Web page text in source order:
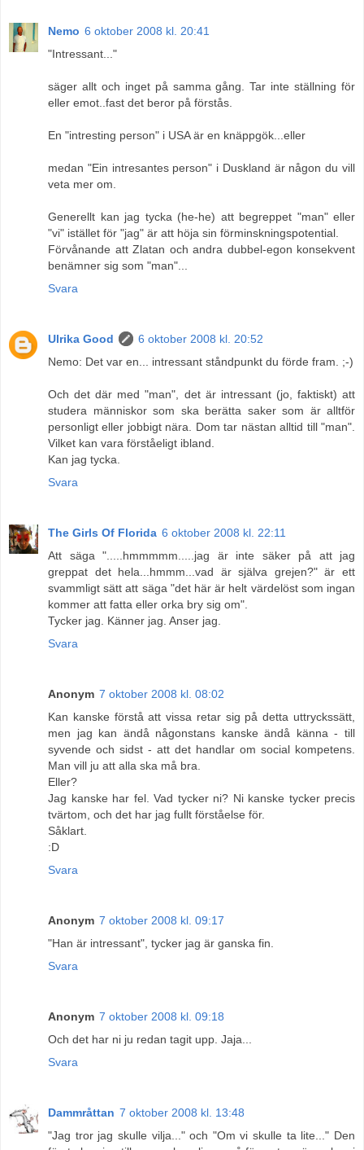
Nemo 6 oktober 2008 kl. 20:41
"Intressant..."
säger allt och inget på samma gång. Tar inte ställning för
eller emot..fast det beror på förstås.
En "intresting person" i USA är en knäppgök...eller
medan "Ein intresantes person" i Duskland är någon du vill
veta mer om.
Generellt kan jag tycka (he-he) att begreppet "man" eller
"vi" istället för "jag" är att höja sin förminskningspotential.
Förvånande att Zlatan och andra dubbel-egon konsekvent
benämner sig som "man"...
Svara
Ulrika Good
6 oktober 2008 kl. 20:52
Nemo: Det var en... intressant ståndpunkt du förde fram. ;-)
Och det där med "man", det är intressant (jo, faktiskt) att
studera människor som ska berätta saker som är alltför
personligt eller jobbigt nära. Dom tar nästan alltid till "man".
Vilket kan vara förståeligt ibland.
Kan jag tycka.
Svara
The Girls Of Florida 6 oktober 2008 kl. 22:11
Att säga ".....hmmmmm.....jag är inte säker på att jag
greppat det hela...hmmm...vad är själva grejen?" är ett
svammligt sätt att säga "det här är helt värdelöst som ingan
kommer att fatta eller orka bry sig om".
Tycker jag. Känner jag. Anser jag.
Svara
Anonym 7 oktober 2008 kl. 08:02
Kan kanske förstå att vissa retar sig på detta uttryckssätt,
men jag kan ändå någonstans kanske ändå känna - till
syvende och sidst - att det handlar om social kompetens.
Man vill ju att alla ska må bra.
Eller?
Jag kanske har fel. Vad tycker ni? Ni kanske tycker precis
tvärtom, och det har jag fullt förståelse för.
Såklart.
:D
Svara
Anonym 7 oktober 2008 kl. 09:17
"Han är intressant", tycker jag är ganska fin.
Svara
Anonym 7 oktober 2008 kl. 09:18
Och det har ni ju redan tagit upp. Jaja...
Svara
Dammråttan 7 oktober 2008 kl. 13:48
"Jag tror jag skulle vilja..." och "Om vi skulle ta lite..." Den